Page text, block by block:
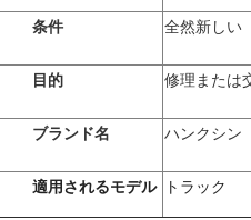
条件 全然新しい
目的 修理または
ブランド名 ハンクシン
適用されるモデル トラック